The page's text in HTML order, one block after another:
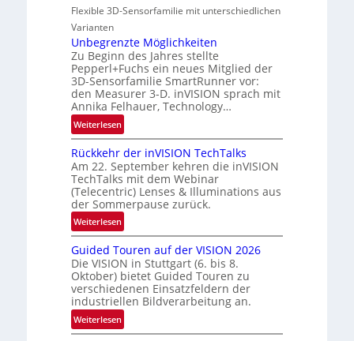
u
n
d
R
a
u
m
f
a
r
t
t
e
c
h
n
i
k
o
n
a
t
n
e
r
s
c
h
f
t
z
w
i
s
c
h
e
n
4
K
Flexible 3D-Sensorfamilie mit unterschiedlichen
Varianten
Unbegrenzte Möglichkeiten
Zu Beginn des Jahres stellte
Pepperl+Fuchs ein neues Mitglied der
3D-Sensorfamilie SmartRunner vor:
den Measurer 3-D. inVISION sprach mit
Annika Felhauer, Technology…
Weiterlesen:
U
n
b
e
g
r
e
z
t
e
M
ö
g
Rückkehr der inVISION TechTalks
Am 22. September kehren die inVISION
TechTalks mit dem Webinar
(Telecentric) Lenses & Illuminations aus
der Sommerpause zurück.
Weiterlesen:
R
ü
c
k
k
e
h
Guided Touren auf der VISION 2026
Die VISION in Stuttgart (6. bis 8.
Oktober) bietet Guided Touren zu
verschiedenen Einsatzfeldern der
industriellen Bildverarbeitung an.
Weiterlesen:
G